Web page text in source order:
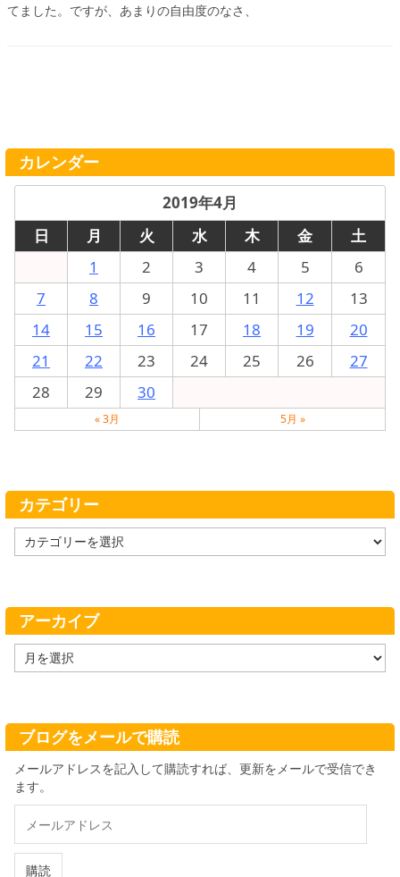
てました。ですが、あまりの自由度のなさ、
カレンダー
2019年4月
日
月 火 水 木 金
土
1
2 3 4 5
6
7
8 9 10 11 12
13
14
15 16 17 18 19
20
21
22 23 24 25 26
27
28
29 30
« 3月 5月 »
カテゴリー
テ
ー
アーカイブ
ー
ブ
ブログをメールで購読
メールアドレスを記入して購読すれば、更新をメールで受信でき
ます。
ル
購読